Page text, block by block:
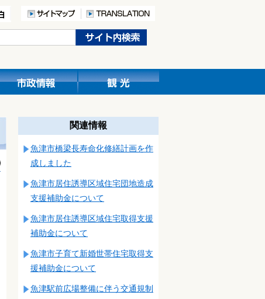
関連情報
魚津市橋梁長寿命化修繕計画を作
成しました
魚津市居住誘導区域住宅団地造成
支援補助金について
魚津市居住誘導区域住宅取得支援
補助金について
魚津市子育て新婚世帯住宅取得支
援補助金について
魚津駅前広場整備に伴う交通規制